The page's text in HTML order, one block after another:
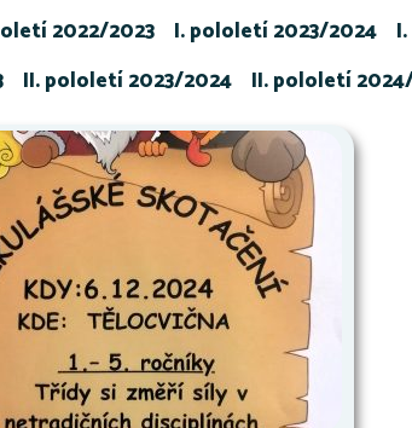
2022/2023 I. pololetí 2023/2024
II. pololetí 2023/2024 II. pololetí